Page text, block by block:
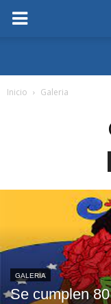
Inicio Galeria
GALERIA
Se cumplen